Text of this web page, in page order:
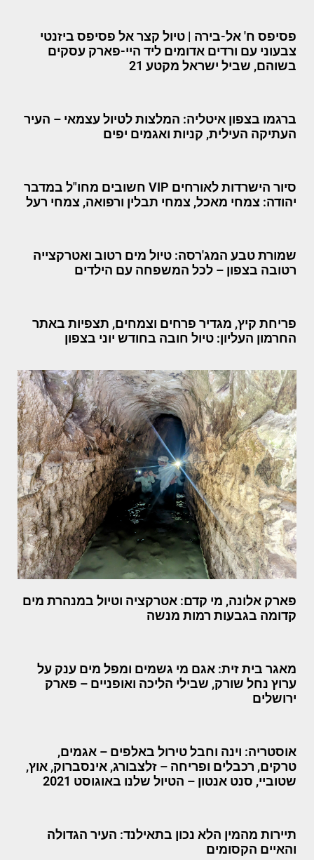
פסיפס ח' אל-בירה | טיול קצר אל פסיפס ביזנטי
צבעוני עם ורדים אדומים ליד היי-פארק עסקים
בשוהם, שביל ישראל מקטע 21
ברגמו בצפון איטליה: המלצות לטיול עצמאי – העיר
העתיקה העילית, קניות ואגמים יפים
סיור הישרדות לאורחים VIP חשובים מחו"ל במדבר
יהודה: צמחי מאכל, צמחי תבלין ורפואה, צמחי רעל
שמורת טבע המג'רסה: טיול מים רטוב ואטרקצייה
רטובה בצפון – לכל המשפחה עם הילדים
פריחת קיץ, מגדיר פרחים וצמחים, תצפיות באתר
החרמון העליון: טיול חובה בחודש יוני בצפון
פארק אלונה, מי קדם: אטרקציה וטיול במנהרת מים
קדומה בגבעות רמות מנשה
מאגר בית זית: אגם מי גשמים ומפל מים ענק על
ערוץ נחל שורק, שבילי הליכה ואופניים – פארק
ירושלים
אוסטריה: וינה וחבל טירול באלפים – אגמים,
טרקים, רכבלים ופריחה – זלצבורג, אינסברוק, אוץ,
שטוביי, סנט אנטון – הטיול שלנו באוגוסט 2021
תיירות מהמין הלא נכון בתאילנד: העיר הגדולה
והאיים הקסומים